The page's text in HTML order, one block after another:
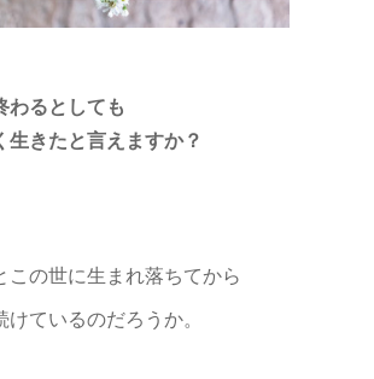
わるとしても
生きたと言えますか？
この世に生まれ落ちてから
ているのだろうか。